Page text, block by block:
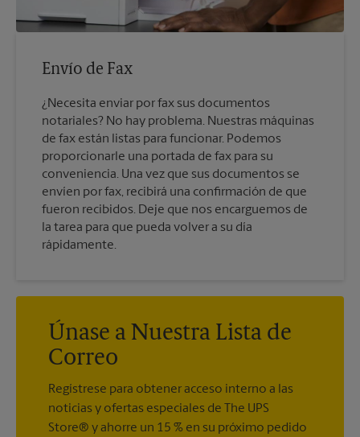
Envío de Fax
¿Necesita enviar por fax sus documentos
notariales? No hay problema. Nuestras máquinas
de fax están listas para funcionar. Podemos
proporcionarle una portada de fax para su
conveniencia. Una vez que sus documentos se
envíen por fax, recibirá una confirmación de que
fueron recibidos. Deje que nos encarguemos de
la tarea para que pueda volver a su día
rápidamente.
Únase a Nuestra Lista de
Correo
Regístrese para obtener acceso interno a las
noticias y ofertas especiales de The UPS
Store® y ahorre un 15 % en su próximo pedido